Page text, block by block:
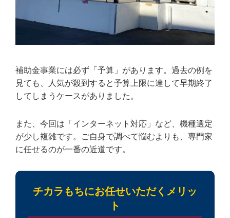
補助金事業には必ず 「予算」 があります。過去の例を
見ても、人気が殺到すると予算上限に達して早期終了
してしまうケースがありました。
また、今回は「インターネット対応」など、機種選定
が少し複雑です。ご自身で調べて悩むよりも、専門家
に任せるのが一番の近道です。
チカラもちにお任せいただくメリッ
ト